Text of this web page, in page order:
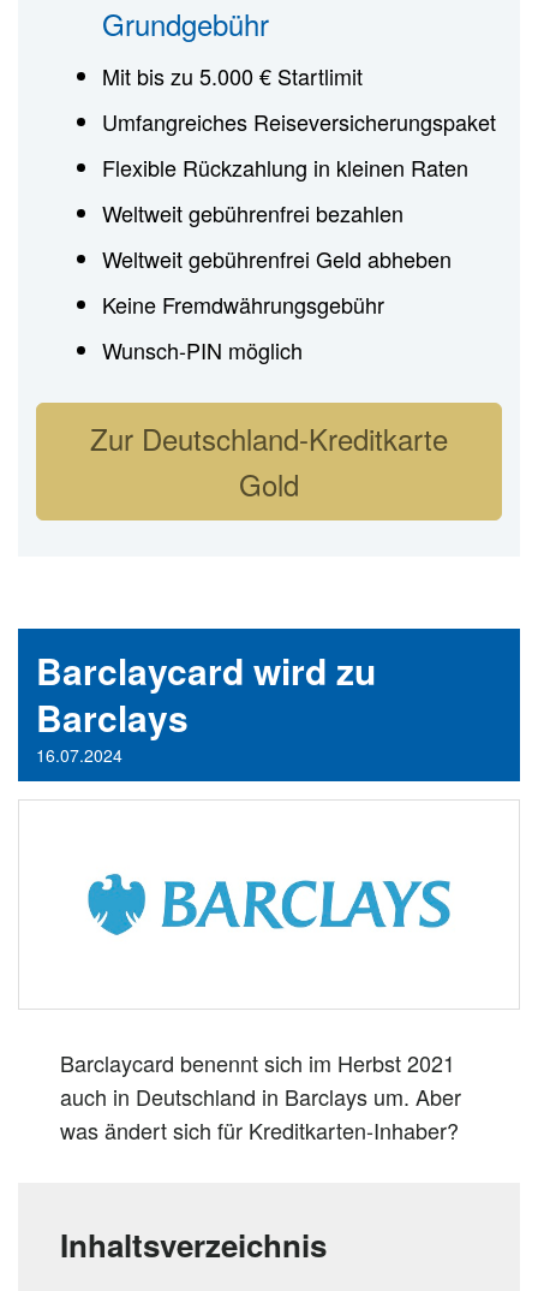
Grundgebühr
Mit bis zu 5.000 € Startlimit
Umfangreiches Reiseversicherungspaket
Flexible Rückzahlung in kleinen Raten
Weltweit gebührenfrei bezahlen
Weltweit gebührenfrei Geld abheben
Keine Fremdwährungsgebühr
Wunsch-PIN möglich
Zur Deutschland-Kreditkarte
Gold
Barclaycard wird zu
Barclays
16.07.2024
Barclaycard benennt sich im Herbst 2021
auch in Deutschland in Barclays um. Aber
was ändert sich für Kreditkarten-Inhaber?
Inhaltsverzeichnis